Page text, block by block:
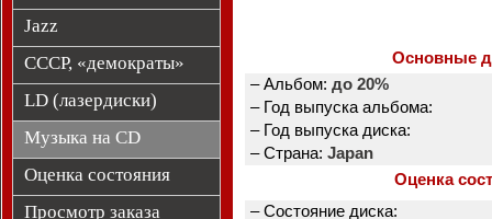
Jazz
СССР, «демократы»
LD (лазердиски)
Музыка на CD
Оценка состояния
Просмотр заказа
Основные
– Альбом: до 20%
– Год выпуска альбома:
– Год выпуска диска:
– Страна: Japan
Оценка
– Состояние диска: